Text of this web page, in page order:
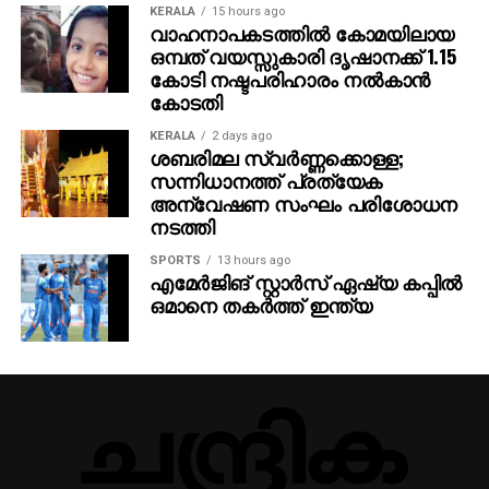
ഈ ബ്രഹ്‌മാണ്ഡ പ്രോജക്റ്റ് 2027-ല്‍
തിയേറ്ററുകളിലേക്ക് എത്തും.
KERALA 15 hours ago
വാഹനാപകടത്തില്‍ കോമയിലായ
ഒമ്പത് വയസ്സുകാരി ദൃഷാനക്ക് 1.15
കോടി നഷ്ടപരിഹാരം നല്‍കാന്‍
കോടതി
KERALA 2 days ago
ശബരിമല സ്വര്‍ണ്ണക്കൊള്ള;
സന്നിധാനത്ത് പ്രത്യേക
അന്വേഷണ സംഘം പരിശോധന
നടത്തി
SPORTS 13 hours ago
എമേര്‍ജിങ് സ്റ്റാര്‍സ് ഏഷ്യ കപ്പില്‍
ഒമാനെ തകര്‍ത്ത് ഇന്ത്യ